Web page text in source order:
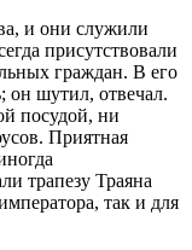
и они служили
присутствовали
граждан. В его
он шутил, отвечал.
посудой, ни
Приятная
трапезу Траяна
так и для